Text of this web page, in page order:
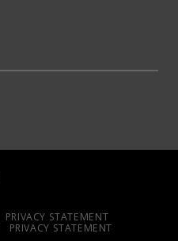
PRIVACY STATEMENT
PRIVACY STATEMENT